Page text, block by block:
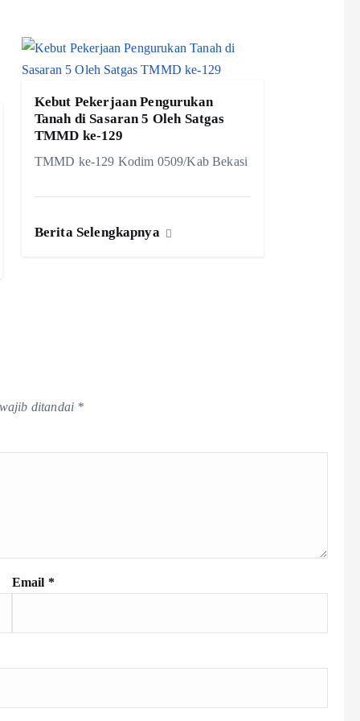
Kebut Pekerjaan Pengurukan
Tanah di Sasaran 5 Oleh Satgas
TMMD ke-129
TMMD ke-129 Kodim 0509/Kab Bekasi
Berita Selengkapnya
ditandai *
Email *